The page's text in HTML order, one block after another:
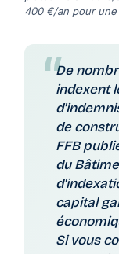
400 €/an pour une
De
indexent
de
FFB
du
capital
Si vous